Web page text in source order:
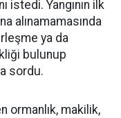
istedi. Yangının ilk
alınamamasında
ya da
bulunup
sordu.
ormanlık, makilik,